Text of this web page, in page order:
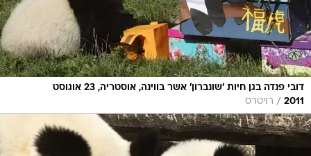
דובי פנדה בגן חיות 'שונברון' אשר בווינה, אוסטריה, 23 אוגוסט
2011
/ רויטרס